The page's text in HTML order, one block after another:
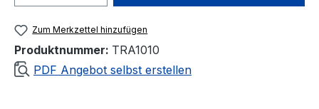
Zum Merkzettel hinzufügen
Produktnummer: TRA1010
PDF Angebot selbst erstellen